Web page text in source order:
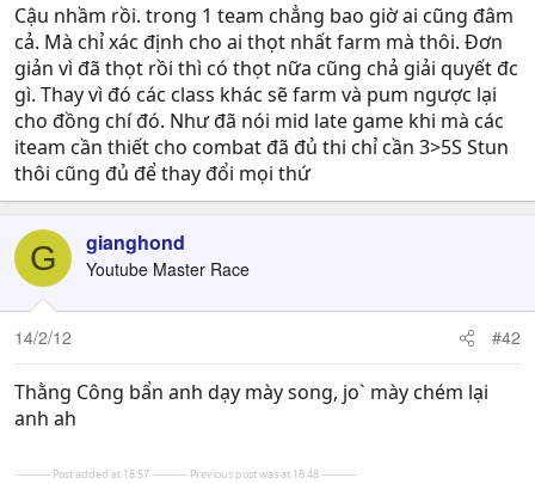
Cậu nhầm rồi. trong 1 team chẳng bao giờ ai cũng đâm
cả. Mà chỉ xác định cho ai thọt nhất farm mà thôi. Đơn
giản vì đã thọt rồi thì có thọt nữa cũng chả giải quyết đc
gì. Thay vì đó các class khác sẽ farm và pum ngược lại
cho đồng chí đó. Như đã nói mid late game khi mà các
iteam cần thiết cho combat đã đủ thi chỉ cần 3>5S Stun
thôi cũng đủ để thay đổi mọi thứ
G gianghond
Youtube Master Race
14/2/12 #42
Thằng Công bẩn anh dạy mày song, jo` mày chém lại
anh ah
---------- Post added at 18:57 ---------- Previous post was at 18:48 ----------